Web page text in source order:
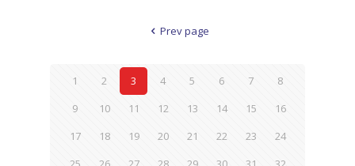
Prev page
1 2 3 4 5 6 7
8
9
10 11 12 13 14 15
16
17
18 19 20 21 22 23
24